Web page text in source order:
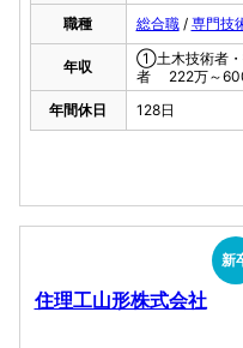
職種 総合職/ 専門技
年収
①土木技術者
者 222万～
年間休日
128日
新
住理工山形株式会社